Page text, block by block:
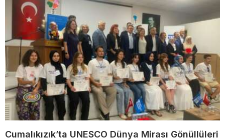
Cumalıkızık’ta UNESCO Dünya Mirası Gönüllüleri